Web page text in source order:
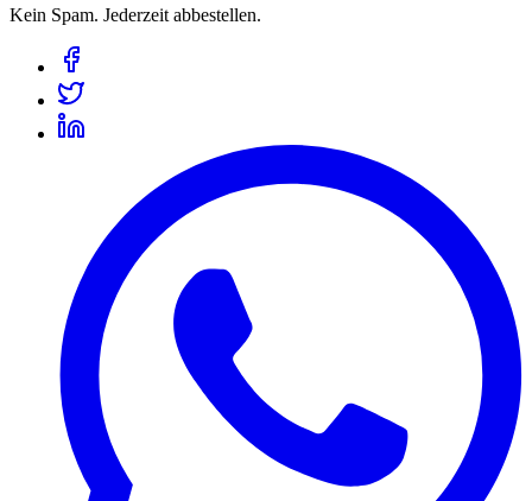
Kein Spam. Jederzeit abbestellen.